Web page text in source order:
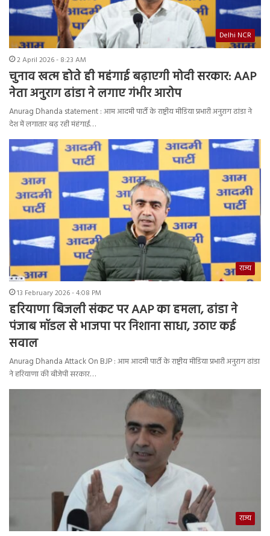
Delhi NCR
2 April 2026 - 8:23 AM
चुनाव खत्म होते ही महंगाई बढ़ाएगी मोदी सरकार: AAP
नेता अनुराग ढांडा ने लगाए गंभीर आरोप
Anurag Dhanda statement : आम आदमी पार्टी के राष्ट्रीय मीडिया प्रभारी अनुराग ढांडा ने
देश में लगातार बढ़ रही मंहंगाई…
राज्य
13 February 2026 - 4:08 PM
हरियाणा बिजली संकट पर AAP का हमला, ढांडा ने
पंजाब मॉडल से भाजपा पर निशाना साधा, उठाए कई
सवाल
Anurag Dhanda Attack On BJP : आम आदमी पार्टी के राष्ट्रीय मीडिया प्रभारी अनुराग ढांडा
ने हरियाणा की बीजेपी सरकार…
राज्य